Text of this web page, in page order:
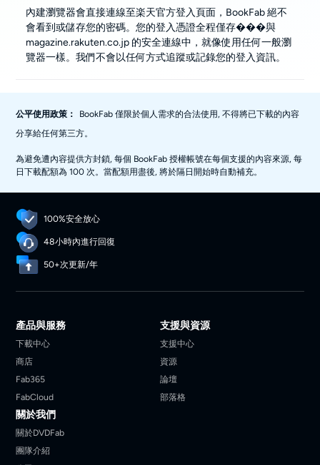
內建瀏覽器會直接連線至楽天官方登入頁面，BookFab 絕不
會看到或儲存您的密碼。您的登入憑證全程僅存���與
magazine.rakuten.co.jp 的安全連線中，就像使用任何一般瀏
覽器一樣。我們不會以任何方式追蹤或記錄您的登入資訊。
公平使用政策：
BookFab 僅限於個人需求的合法使用, 不得將已下載的內容
分享給任何第三方。
為避免遭內容提供方封鎖, 每個 BookFab 授權帳號在每個支援的內容來源, 每
日下載配額為 100 次。當配額用盡後, 將於隔日開始時自動補充。
100%安全放心
48小時內進行回復
50+次更新/年
產品與服務
下載中心
商店
Fab365
FabCloud
支援與資源
支援中心
資源
論壇
部落格
關於我們
關於DVDFab
團隊介紹